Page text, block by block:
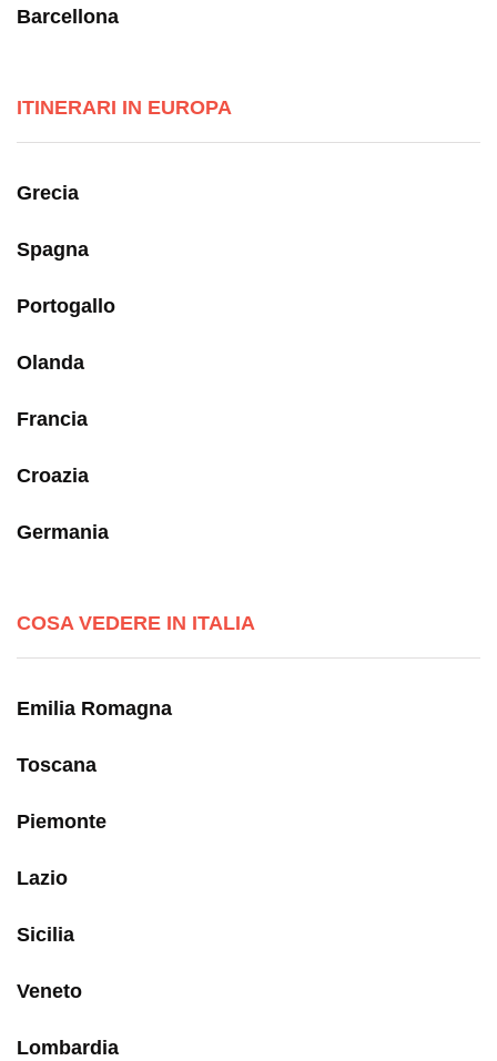
Barcellona
ITINERARI IN EUROPA
Grecia
Spagna
Portogallo
Olanda
Francia
Croazia
Germania
COSA VEDERE IN ITALIA
Emilia Romagna
Toscana
Piemonte
Lazio
Sicilia
Veneto
Lombardia